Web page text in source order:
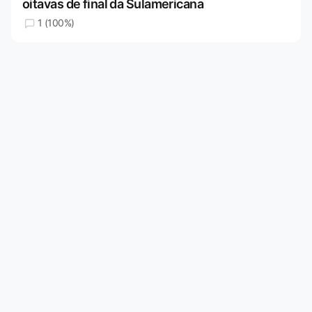
oitavas de final da Sulamericana
1 (100%)